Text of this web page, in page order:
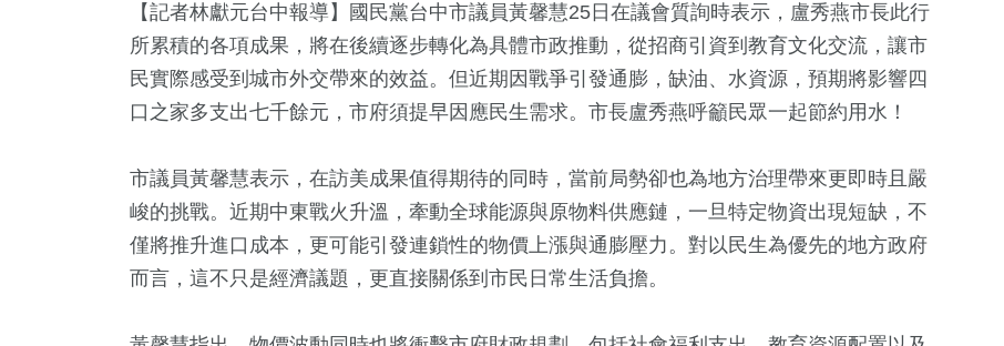
【記者林獻元台中報導】國民黨台中市議員黃馨慧25日在議會質詢時表示，盧秀燕市長此行
所累積的各項成果，將在後續逐步轉化為具體市政推動，從招商引資到教育文化交流，讓市
民實際感受到城市外交帶來的效益。但近期因戰爭引發通膨，缺油、水資源，預期將影響四
口之家多支出七千餘元，市府須提早因應民生需求。市長盧秀燕呼籲民眾一起節約用水！
市議員黃馨慧表示，在訪美成果值得期待的同時，當前局勢卻也為地方治理帶來更即時且嚴
峻的挑戰。近期中東戰火升溫，牽動全球能源與原物料供應鏈，一旦特定物資出現短缺，不
僅將推升進口成本，更可能引發連鎖性的物價上漲與通膨壓力。對以民生為優先的地方政府
而言，這不只是經濟議題，更直接關係到市民日常生活負擔。
459+ 19 + 1232+ 188+ 74+ 17+ 1540